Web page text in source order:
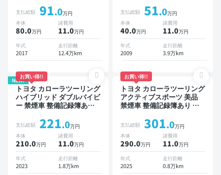
ライブレコーダー 衝突軽減
支払総額 91.0万円
本体
80.0万円
諸費用
11.0万円
年式
2017
走行距離
12.4万km
あり TV ワイヤレスキー
支払総額 51.0万円
本体
40.0万円
諸費用
11.0万円
年式
2009
走行距離
3.9万km
NEW!
お買い得!!
トヨタ カローラツーリング
ハイブリッド ダブルバイビ
ー 禁煙車 整備記録簿あり
ナビキットあり TV ブライ
ンドスポットモニター オー
トクルーズ スマートキー
ETC バックモニター ドラ
イブレコーダー 衝突軽減
支払総額 221.0万円
本体
210.0万円
諸費用
11.0万円
年式
2023
走行距離
1.8万km
お買い得!!
トヨタ カローラツーリング
アクティブスポーツ 美品
禁煙車 整備記録簿あり デ
ビキットあり TV ブライン
ドスポットモニター オート
クルーズ スマートキー
ETC バックモニター ドラ
イブレコーダー 衝突軽減
支払総額 301.0万円
本体
290.0万円
諸費用
11.0万円
年式
2025
走行距離
0.8万km